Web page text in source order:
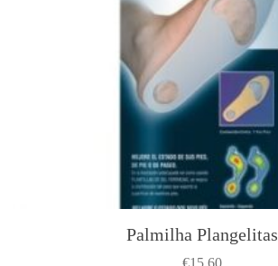
Palmilha Plangelitas
€15.60